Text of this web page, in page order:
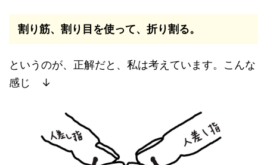
割り筋、割り目を使って、折り割る。
というのが、正解だと、私は考えています。こんな
感じ ↓